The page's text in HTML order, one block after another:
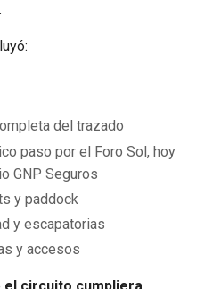
del trazado
paso por el Foro Sol, hoy
GNP Seguros
y paddock
y escapatorias
y accesos